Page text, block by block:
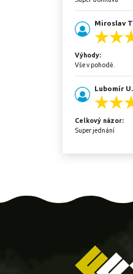
Miroslav T.
Výhody:
Vše v pohodě.
Lubomír U.
Celkový názor:
Super jednání